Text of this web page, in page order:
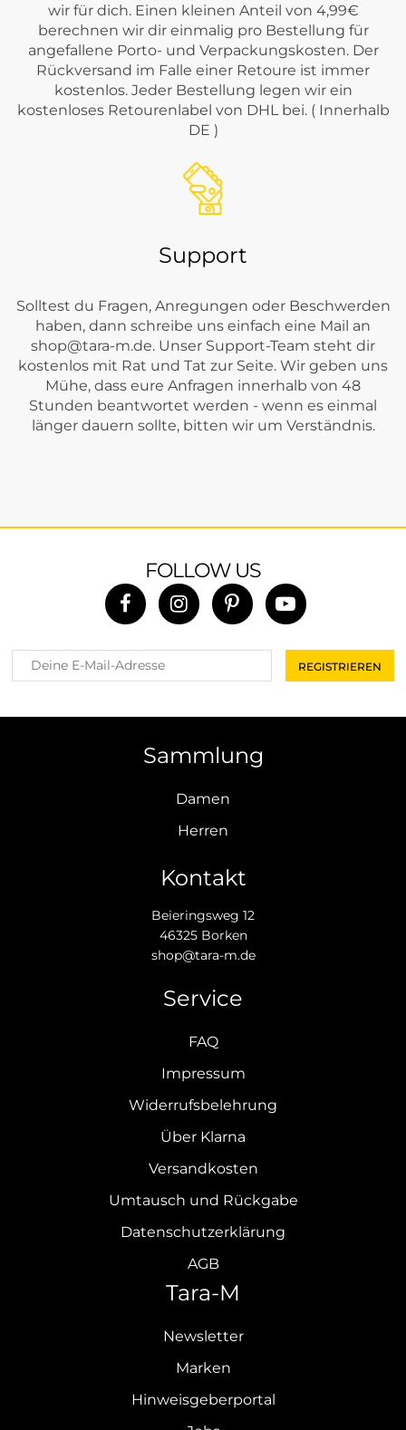
wir für dich. Einen kleinen Anteil von 4,99€
berechnen wir dir einmalig pro Bestellung für
angefallene Porto- und Verpackungskosten. Der
Rückversand im Falle einer Retoure ist immer
kostenlos. Jeder Bestellung legen wir ein
kostenloses Retourenlabel von DHL bei. ( Innerhalb
DE )
Support
Solltest du Fragen, Anregungen oder Beschwerden
haben, dann schreibe uns einfach eine Mail an
shop@tara-m.de. Unser Support-Team steht dir
kostenlos mit Rat und Tat zur Seite. Wir geben uns
Mühe, dass eure Anfragen innerhalb von 48
Stunden beantwortet werden - wenn es einmal
länger dauern sollte, bitten wir um Verständnis.
FOLLOW US
Sammlung
Damen
Herren
Kontakt
Beieringsweg 12
46325 Borken
shop@tara-m.de
Service
FAQ
Impressum
Widerrufsbelehrung
Über Klarna
Versandkosten
Umtausch und Rückgabe
Datenschutzerklärung
AGB
Tara-M
Newsletter
Marken
Hinweisgeberportal